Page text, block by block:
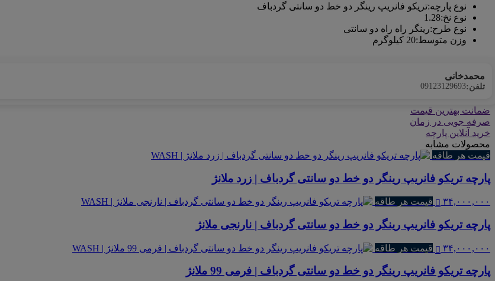
نوع پارچه:تریکو فانریپ رینگر دو خط دو سانتی گردباف
نوع نخ:
1.28
نوع طرح:رینگر راه راه دو سانتی
وزن متوسط:20 کیلوگرم
محمدخانی
تلفن:09123129693
ضمانت بهترین قیمت
صرفه جویی در زمان
خرید آنلاین پارچه
محصولات مشابه
قیمت هر طاقه
پارچه تریکو فانریپ رینگر دو خط دو سانتی گردباف | زرد ملانژ
۳۴,۰۰۰,۰۰۰ قیمت هر طاقه
پارچه تریکو فانریپ رینگر دو خط دو سانتی گردباف | نارنجی ملانژ
۳۴,۰۰۰,۰۰۰ قیمت هر طاقه
پارچه تریکو فانریپ رینگر دو خط دو سانتی گردباف | فرمی 99 ملانژ